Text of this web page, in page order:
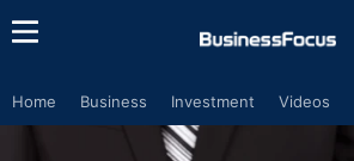
Home Business Investment Videos